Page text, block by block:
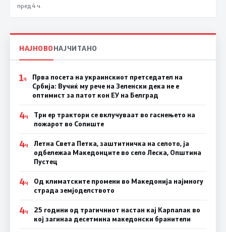
пред 4 ч.
НАЈНОВОНАЈЧИТАНО
1Ч
Прва посета на украинскиот претседател на
Србија: Вучиќ му рече на Зеленски дека не е
оптимист за патот кон ЕУ на Белград
4Ч
Три ер трактори се вклучуваат во гаснењето на
пожарот во Сопиште
4Ч
Летна Света Петка, заштитничка на селото, ја
одбележаа Македонците во село Леска, Општина
Пустец
4Ч
Од климатските промени во Македонија најмногу
страда земјоделството
4Ч
25 години од трагичниот настан кај Карпалак во
кој загинаа десетмина македонски бранители